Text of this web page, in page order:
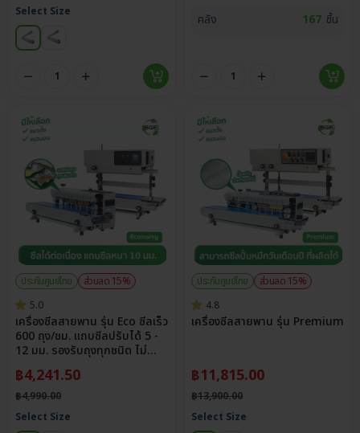
Select Size
คลัง 167 ชิ้น
ประกันศูนย์ไทย
ส่วนลด 15%
5.0
เครื่องซีลสายพาน รุ่น Eco ซีลเร็ว
600 ถุง/ชม. แถบซีลปรับได้ 5 -
12 มม. รองรับถุงทุกชนิด ไม่
฿4,241.50
฿4,990.00
Select Size
ประกันศูนย์ไทย
ส่วนลด 15%
4.8
เครื่องซีลสายพาน รุ่น Premium
฿11,815.00
฿13,900.00
Select Size